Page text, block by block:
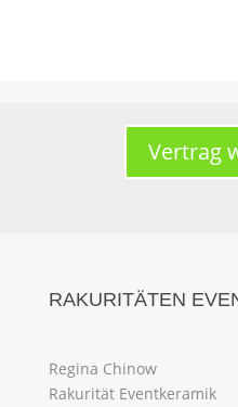
Vertrag
RAKURITÄTEN
Regina Chinow
Rakurität Eventkeramik